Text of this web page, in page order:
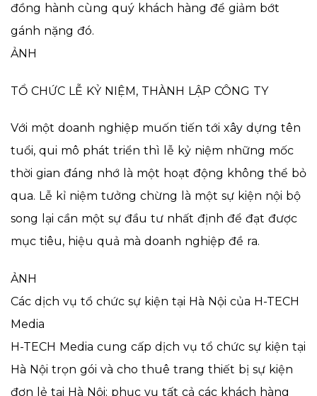
đồng hành cùng quý khách hàng để giảm bớt
gánh nặng đó.
ẢNH
TỔ CHỨC LỄ KỶ NIỆM, THÀNH LẬP CÔNG TY
Với một doanh nghiệp muốn tiến tới xây dựng tên
tuổi, qui mô phát triển thì lễ kỷ niệm những mốc
thời gian đáng nhớ là một hoạt động không thể bỏ
qua. Lễ kỉ niệm tưởng chừng là một sự kiện nội bộ
song lại cần một sự đầu tư nhất định để đạt được
mục tiêu, hiệu quả mà doanh nghiệp đề ra.
ẢNH
Các dịch vụ tổ chức sự kiện tại Hà Nội của H-TECH
Media
H-TECH Media cung cấp dịch vụ tổ chức sự kiện tại
Hà Nội trọn gói và cho thuê trang thiết bị sự kiện
đơn lẻ tại Hà Nội; phục vụ tất cả các khách hàng